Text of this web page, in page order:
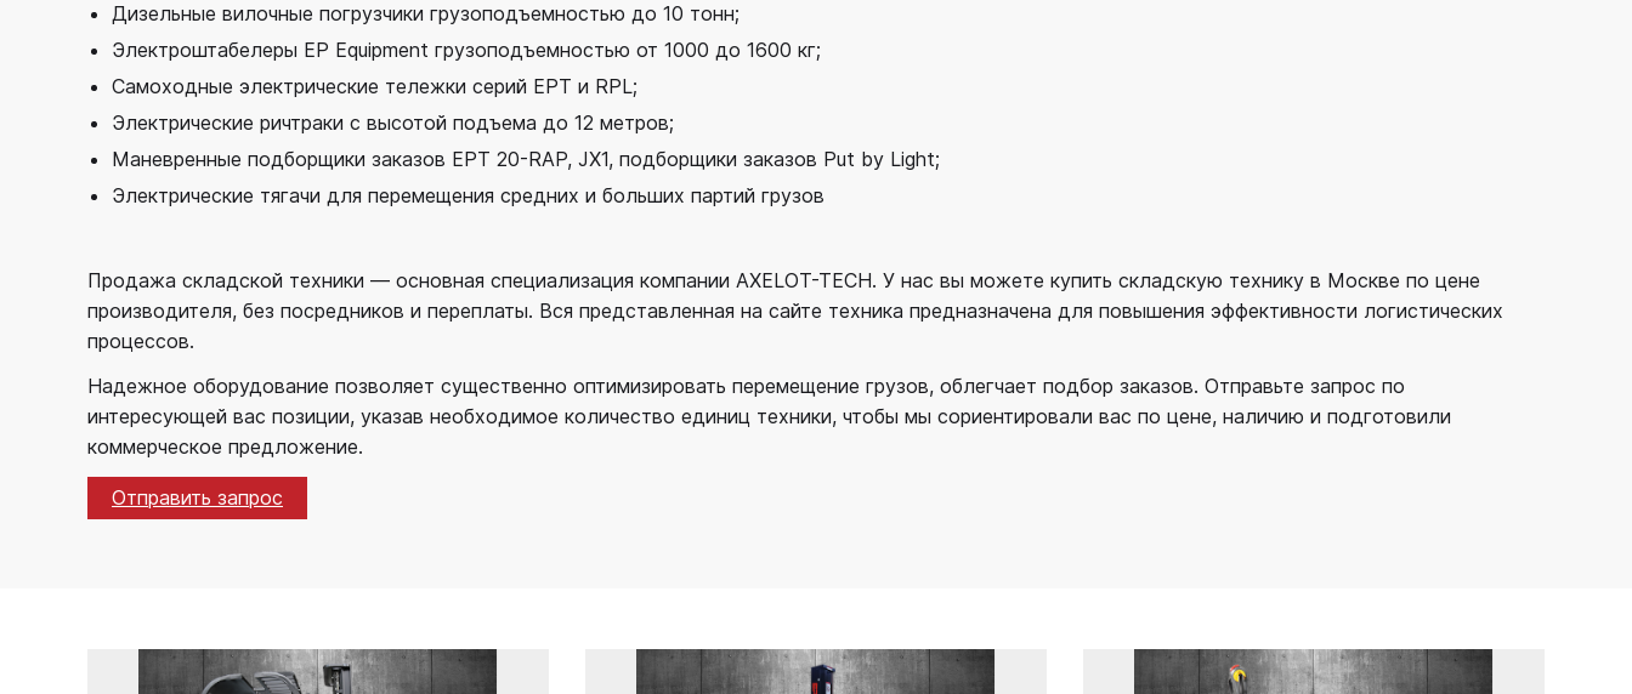
Дизельные вилочные погрузчики грузоподъемностью до 10 тонн;
Электроштабелеры EP Equipment грузоподъемностью от 1000 до 1600 кг;
Самоходные электрические тележки серий EPT и RPL;
Электрические ричтраки с высотой подъема до 12 метров;
Маневренные подборщики заказов EPT 20-RAP, JX1, подборщики заказов Put by Light;
Электрические тягачи для перемещения средних и больших партий грузов
Продажа складской техники — основная специализация компании AXELOT-TECH. У нас вы можете купить складскую технику в Москве по цене
производителя, без посредников и переплаты. Вся представленная на сайте техника предназначена для повышения эффективности логистических
процессов.
Надежное оборудование позволяет существенно оптимизировать перемещение грузов, облегчает подбор заказов. Отправьте запрос по
интересующей вас позиции, указав необходимое количество единиц техники, чтобы мы сориентировали вас по цене, наличию и подготовили
коммерческое предложение.
Отправить запрос